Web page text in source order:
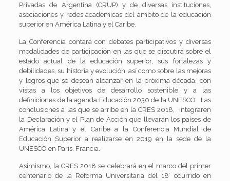
Privadas de Argentina (CRUP) y de diversas instituciones,
asociaciones y redes académicas del ámbito de la educación
superior en América Latina y el Caribe.
La Conferencia contará con debates participativos y diversas
modalidades de participación en las que se discutirá sobre el
estado actual de la educación superior, sus fortalezas y
debilidades, su historia y evolución, así como sobre las mejoras
y logros que se desean alcanzar en la próxima década, con
vistas a los objetivos de desarrollo sostenible y a las
definiciones de la agenda Educación 2030 de la UNESCO. Las
conclusiones a las que se arribe en la CRES 2018, integraren
la Declaración y el Plan de Acción que llevarán los países de
América Latina y el Caribe a la Conferencia Mundial de
Educación Superior a realizarse en 2019 en la sede de la
UNESCO en París, Francia.
Asimismo, la CRES 2018 se celebrará en el marco del primer
centenario de la Reforma Universitaria del 18´ ocurrido en